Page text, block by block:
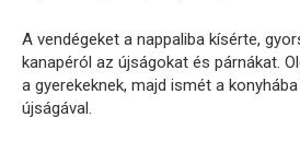
A vendégeket a nappaliba kísérte,
kanapéról az újságokat és párnákat.
a gyerekeknek, majd ismét a
újságával.